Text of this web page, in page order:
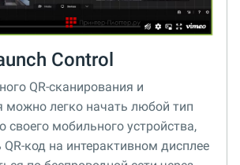
Control
QR-сканирования и
можно легко начать любой тип
своего мобильного устройства,
QR-код на интерактивном дисплее